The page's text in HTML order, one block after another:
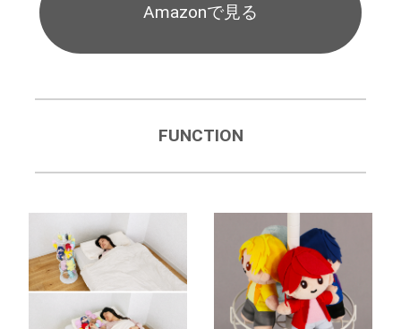
Amazonで見る
FUNCTION